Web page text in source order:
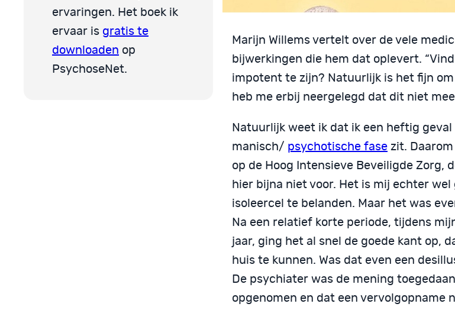
ervaringen. Het boek ik
ervaar is gratis te
downloaden op
PsychoseNet.
Marijn Willems vertelt over de vele
bijwerkingen die hem dat oplevert.
impotent te zijn? Natuurlijk is het fijn
heb me erbij neergelegd dat dit niet
Natuurlijk weet ik dat ik een heftig geval
manisch/ psychotische fase zit.
op de Hoog Intensieve Beveiligde Zorg,
hier bijna niet voor. Het is mij echter
isoleercel te belanden. Maar het was
Na een relatief korte periode, tijdens
jaar, ging het al snel de goede kant op,
huis te kunnen. Was dat even een
De psychiater was de mening
opgenomen en dat een vervolgopname